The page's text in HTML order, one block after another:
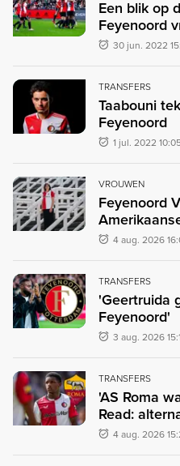
Een blik op
Feyenoord
30 jun. 2022
TRANSFERS
Taabouni
Feyenoord
1 jul. 2022
VROUWEN
Feyenoord
4 aug. 2026
TRANSFERS
'Geertruida
Feyenoord'
3 aug. 2026
TRANSFERS
'AS Roma
Read:
4 aug. 2026